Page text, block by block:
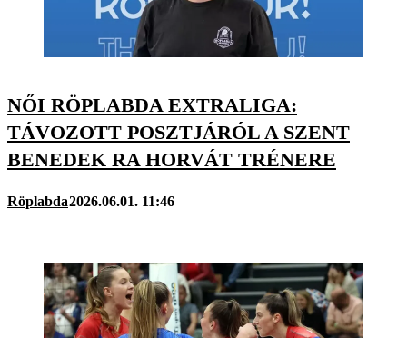
NŐI RÖPLABDA EXTRALIGA:
TÁVOZOTT POSZTJÁRÓL A SZENT
BENEDEK RA HORVÁT TRÉNERE
Röplabda2026.06.01. 11:46